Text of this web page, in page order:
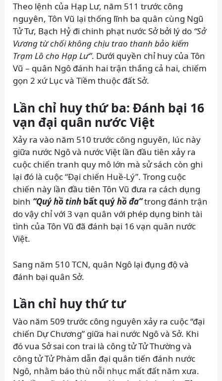
Theo lệnh của Hạp Lư, năm 511 trước công
nguyên, Tôn Vũ lại thống lĩnh ba quân cùng Ngũ
Tử Tư, Bạch Hỷ đi chinh phạt nước Sở bởi lý do “Sở
Vương từ chối không chịu trao thanh bảo kiếm
Trạm Lô cho Hạp Lư”. Dưới quyền chỉ huy của Tôn
Vũ – quân Ngô đánh hai trận thắng cả hai, chiếm
gọn 2 xứ Lục và Tiềm thuộc đất Sở.
Lần chỉ huy thứ ba: Đánh bại 16
vạn đại quân nước Việt
Xảy ra vào năm 510 trước công nguyên, lúc này
giữa nước Ngô và nước Việt lần đầu tiên xảy ra
cuộc chiến tranh quy mô lớn mà sử sách còn ghi
lại đó là cuộc “Đại chiến Huề-Lý”. Trong cuộc
chiến này lần đầu tiên Tôn Vũ đưa ra cách dụng
binh “Quý hồ tinh bất quýhồ đa”trong đánh trận
do vậy chỉ với 3 vạn quân với phép dụng binh tài
tình của Tôn Vũ đã đánh bại 16 vạn quân nước
Việt.
Sang năm 510 TCN, quân Ngô lại đụng độ và
đánh bại quân Sở.
Lần chỉ huy thứ tư
Vào năm 509 trước công nguyên xảy ra cuộc “đại
chiến Dự Chương” giữa hai nước Ngô và Sở. Khi
đó vua Sở sai con trai là công tử Tử Thường và
công tử Tử Phàm dẫn đại quân tiến đánh nước
Ngô, nhằm báo thù nỗi nhục mất đất năm xưa.